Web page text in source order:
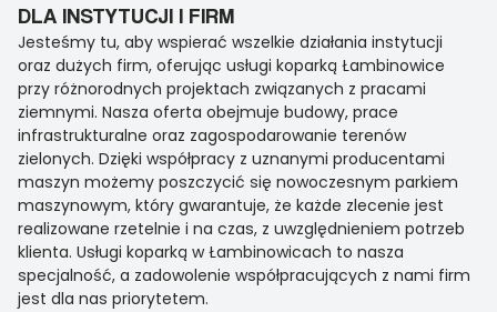
DLA INSTYTUCJI I FIRM
Jesteśmy tu, aby wspierać wszelkie działania instytucji
oraz dużych firm, oferując usługi koparką Łambinowice
przy różnorodnych projektach związanych z pracami
ziemnymi. Nasza oferta obejmuje budowy, prace
infrastrukturalne oraz zagospodarowanie terenów
zielonych. Dzięki współpracy z uznanymi producentami
maszyn możemy poszczycić się nowoczesnym parkiem
maszynowym, który gwarantuje, że każde zlecenie jest
realizowane rzetelnie i na czas, z uwzględnieniem potrzeb
klienta. Usługi koparką w Łambinowicach to nasza
specjalność, a zadowolenie współpracujących z nami firm
jest dla nas priorytetem.